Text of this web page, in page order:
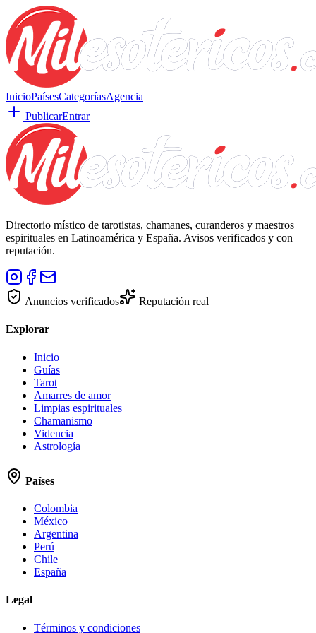
InicioPaísesCategoríasAgencia
PublicarEntrar
Directorio místico de tarotistas, chamanes, curanderos y maestros
espirituales en Latinoamérica y España. Avisos verificados y con
reputación.
Anuncios verificados Reputación real
Explorar
Inicio
Guías
Tarot
Amarres de amor
Limpias espirituales
Chamanismo
Videncia
Astrología
Países
Colombia
México
Argentina
Perú
Chile
España
Legal
Términos y condiciones